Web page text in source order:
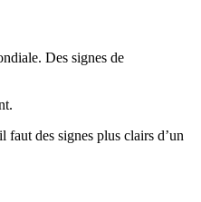
Des signes de
faut des signes plus clairs d’un